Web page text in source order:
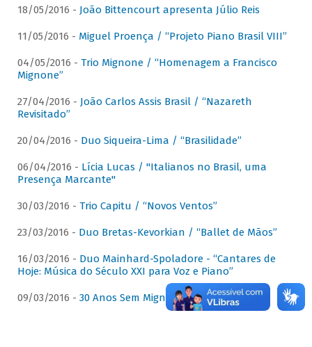
18/05/2016 - João Bittencourt apresenta Júlio Reis
11/05/2016 - Miguel Proença / “Projeto Piano Brasil VIII”
04/05/2016 - Trio Mignone / “Homenagem a Francisco
Mignone”
27/04/2016 - João Carlos Assis Brasil / “Nazareth
Revisitado”
20/04/2016 - Duo Siqueira-Lima / “Brasilidade”
06/04/2016 - Lícia Lucas / "Italianos no Brasil, uma
Presença Marcante"
30/03/2016 - Trio Capitu / “Novos Ventos”
23/03/2016 - Duo Bretas-Kevorkian / “Ballet de Mãos”
16/03/2016 - Duo Mainhard-Spoladore - “Cantares de
Hoje: Música do Século XXI para Voz e Piano”
09/03/2016 - 30 Anos Sem Mignone